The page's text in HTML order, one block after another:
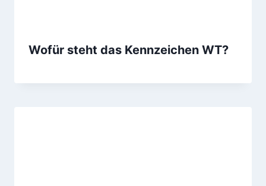
Wofür steht das Kennzeichen WT?